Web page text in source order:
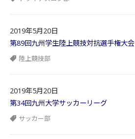
2019年5月20日
第89回九州学生陸上競技対抗選手権大会
陸上競技部
2019年5月20日
第34回九州大学サッカーリーグ
サッカー部